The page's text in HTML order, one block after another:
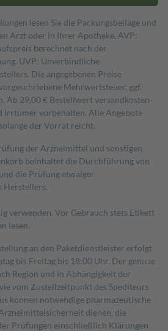
lesen Sie die Packungsbeilage und
Arzt oder in Ihrer Apotheke. AVP:
berechnet nach der
UVP: Unverbindliche
Die angegebenen Preise
Mehrwertsteuer, ggf.
Ab 29,00 € Bestell­wert versand­kosten­
Irrtümer vorbehalten. Alle Angebote
der Vorrat reicht.
der Arzneimittel und sonstigen
beinhaltet die Durchführung von
die Prüfung etwaiger
Herstellers.
verwenden. Vor Gebrauch stets Etikett
lesen.
an den Paketdienstleister erfolgt
bis Freitag bis 18:00 Uhr. Der genaue
Region und in Abhängigkeit der
vom Zustellzeitpunkt des Spediteurs
können notwendige pharmazeutische
dienen, die
Prüfungen einschließlich Klärungen